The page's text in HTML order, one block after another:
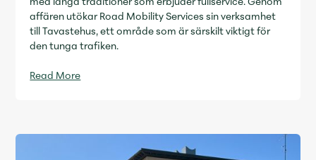
affären utökar Road Mobility Services sin verksamhet
till Tavastehus, ett område som är särskilt viktigt för
den tunga trafiken.
Read More